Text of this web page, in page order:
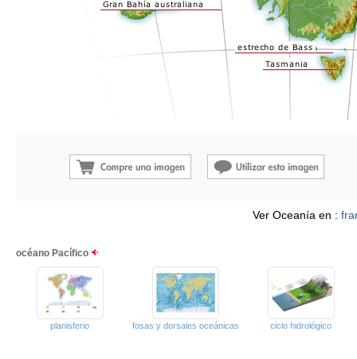
Ver Oceanía en :
océano Pacífico
planisferio fosas y dorsales oceánicas ciclo hidrológico